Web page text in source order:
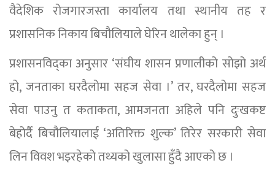
वैदेशिक रोजगारजस्ता कार्यालय तथा स्थानीय तह र
प्रशासनिक निकाय बिचौलियाले घेरिन थालेका हुन् ।
प्रशासनविद्का अनुसार ‘संघीय शासन प्रणालीको सोझो अर्थ
हो, जनताका घरदैलोमा सहज सेवा ।’ तर, घरदैलोमा सहज
सेवा पाउनु त कताकता, आमजनता अहिले पनि दुःखकष्ट
बेहोर्दै बिचौलियालाई ‘अतिरिक्त शुल्क’ तिरेर सरकारी सेवा
लिन विवश भइरहेको तथ्यको खुलासा हुँदै आएको छ ।